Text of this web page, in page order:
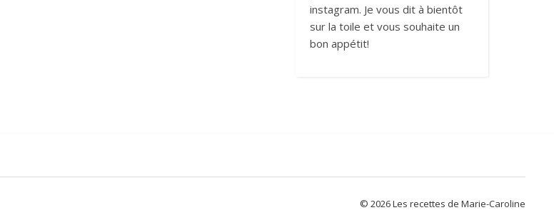
instagram. Je vous dit à bientôt
sur la toile et vous souhaite un
bon appétit!
© 2026 Les recettes de Marie-Caroline